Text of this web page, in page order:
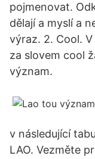
pojmenovat.
dělají a myslí a
výraz. 2. Cool.
za slovem cool
význam.
v následující
LAO. Vezměte